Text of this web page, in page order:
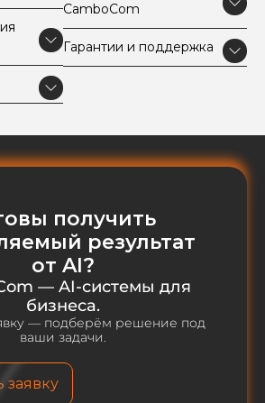
CamboCom
Гарантии и поддержка
получить
результат
от AI?
— AI-системы для
бизнеса.
— подберём решение под
ваши задачи.
заявку